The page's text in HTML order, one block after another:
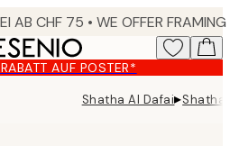
AUF POSTER*
Shatha Al Dafai▸Shatha